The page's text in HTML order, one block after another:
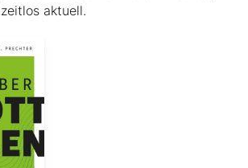
aktuell.